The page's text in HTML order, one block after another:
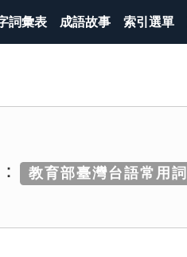
詞彙表 成語故事 索引選單
教育部臺灣台語常用